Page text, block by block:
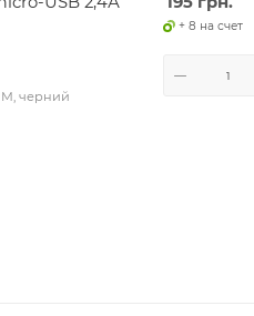
черний
+ 8 на счет